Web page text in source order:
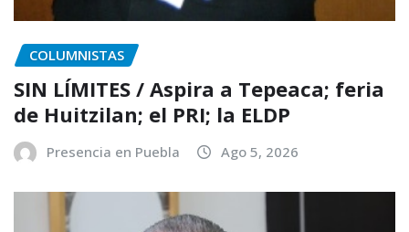
COLUMNISTAS
SIN LÍMITES / Aspira a Tepeaca; feria
de Huitzilan; el PRI; la ELDP
Presencia en Puebla Ago 5, 2026